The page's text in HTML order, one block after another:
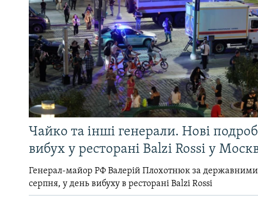
Чайко та інші генерали. Нові
вибух у ресторані Balzi Rossi у
Генерал-майор РФ Валерій Плохотнюк за
серпня, у день вибуху в ресторані Balzi Rossi